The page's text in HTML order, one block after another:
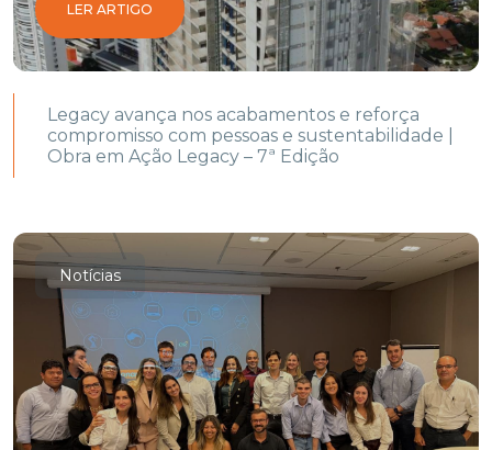
LER ARTIGO
Legacy avança nos acabamentos e reforça
compromisso com pessoas e sustentabilidade |
Obra em Ação Legacy – 7ª Edição
Notícias